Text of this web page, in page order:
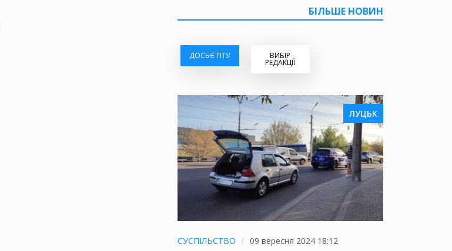
БІЛЬШЕ НОВИН
ДОСЬЄ ГІТУ ВИБІР
РЕДАКЦІЇ
ЛУЦЬК
СУСПІЛЬСТВО 09 вересня 2024 18:12